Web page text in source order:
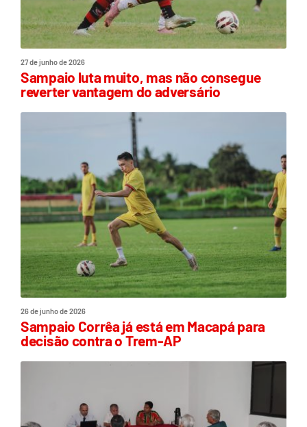
27 de junho de 2026
Sampaio luta muito, mas não consegue
reverter vantagem do adversário
26 de junho de 2026
Sampaio Corrêa já está em Macapá para
decisão contra o Trem-AP